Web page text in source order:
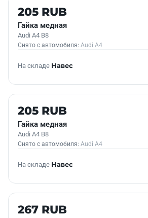
Б/У В НАЛИЧИИ
205 RUB
Гайка медная
Audi A4 B8
Снято с автомобиля: Audi A4
На складе Навес
Б/У В НАЛИЧИИ
205 RUB
Гайка медная
Audi A4 B8
Снято с автомобиля: Audi A4
На складе Навес
Б/У В НАЛИЧИИ
267 RUB